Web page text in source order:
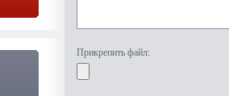
Прикрепить файл: